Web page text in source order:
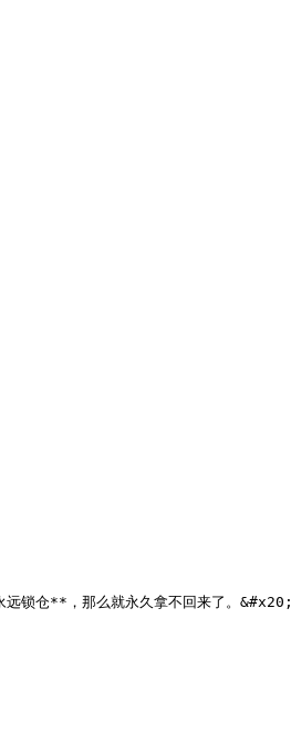
锁仓**，那么就永久拿不回来了。&#x20;